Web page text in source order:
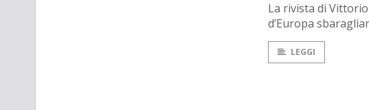
La rivista di
d’Europa
LEGGI